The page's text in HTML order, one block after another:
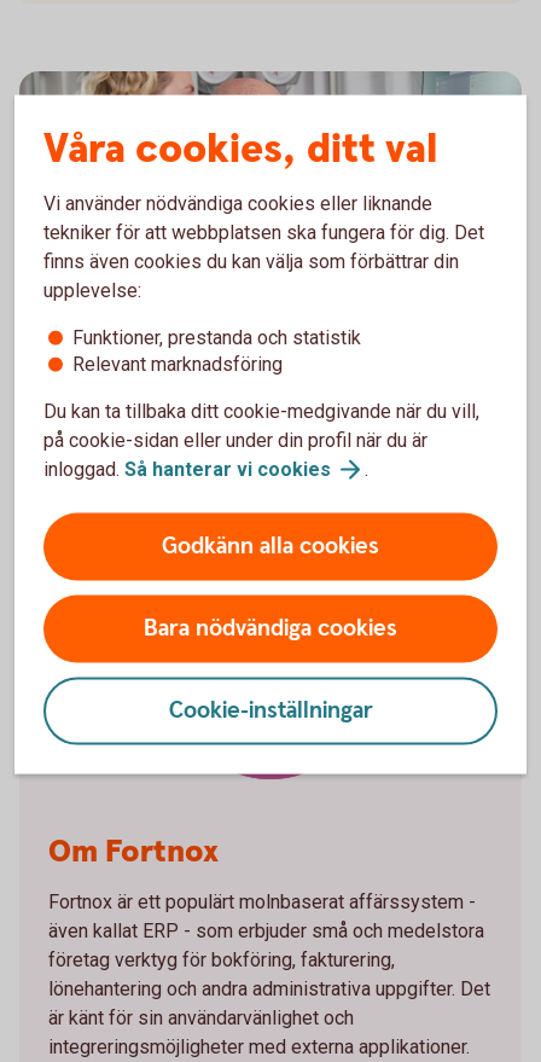
Hantera er ekonomi på ett
enkelt,snabbtochsäkert
sätt med bankintegration.
Fortnox
Om Fortnox
Fortnox är ett populärt molnbaserat affärssystem -
även kallat ERP - som erbjuder små och medelstora
företag verktyg för bokföring, fakturering,
lönehantering och andra administrativa uppgifter. Det
är känt för sin användarvänlighet och
integreringsmöjligheter med externa applikationer.
Våra cookies, ditt val
Vi använder nödvändiga cookies eller liknande
tekniker för att webbplatsen ska fungera för dig. Det
finns även cookies du kan välja som förbättrar din
upplevelse:
Funktioner, prestanda och statistik
Relevant marknadsföring
Du kan ta tillbaka ditt cookie-medgivande när du vill,
på cookie-sidan eller under din profil när du är
inloggad. Så hanterar vi cookies .
Godkänn alla cookies
Bara nödvändiga cookies
Cookie-inställningar